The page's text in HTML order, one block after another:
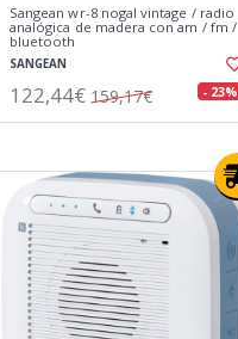
Sangean wr-8 nogal vintage / radio
analógica de madera con am / fm /
bluetooth
SANGEAN
122,44€ 159,17€ - 23%